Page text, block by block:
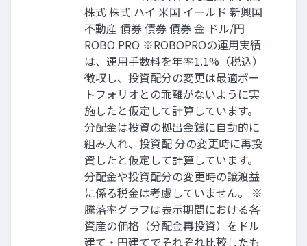
株式 株式 ハイ 米国 イールド 新興国
不動産 債券 債券 債券 金 ドル/円
ROBO PRO ※ROBOPROの運用実績
は、運用手数料を年率1.1%（税込）
徴収し、投資配分の変更は最適ポー
トフォリオとの乖離がないように実
施したと仮定して計算しています。
分配金は投資の拠出金銭に自動的に
組み入れ、投資配 分の変更時に再投
資したと仮定して計算しています。
分配金や投資配分の変更時の譲渡益
に係る税金は考慮していません。 ※
騰落率グラフは表示期間における各
資産の価格（分配金再投資）をドル
建て・円建てでそれぞれ比較したも